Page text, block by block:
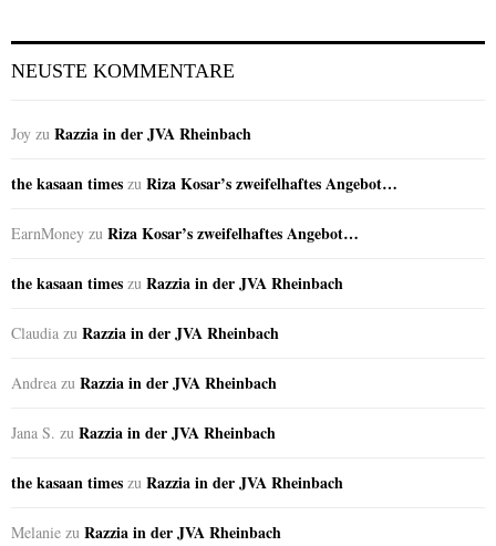
NEUSTE KOMMENTARE
Joy zu Razzia in der JVA Rheinbach
the kasaan times zu Riza Kosar’s zweifelhaftes Angebot…
EarnMoney zu Riza Kosar’s zweifelhaftes Angebot…
the kasaan times zu Razzia in der JVA Rheinbach
Claudia zu Razzia in der JVA Rheinbach
Andrea zu Razzia in der JVA Rheinbach
Jana S. zu Razzia in der JVA Rheinbach
the kasaan times zu Razzia in der JVA Rheinbach
Melanie zu Razzia in der JVA Rheinbach